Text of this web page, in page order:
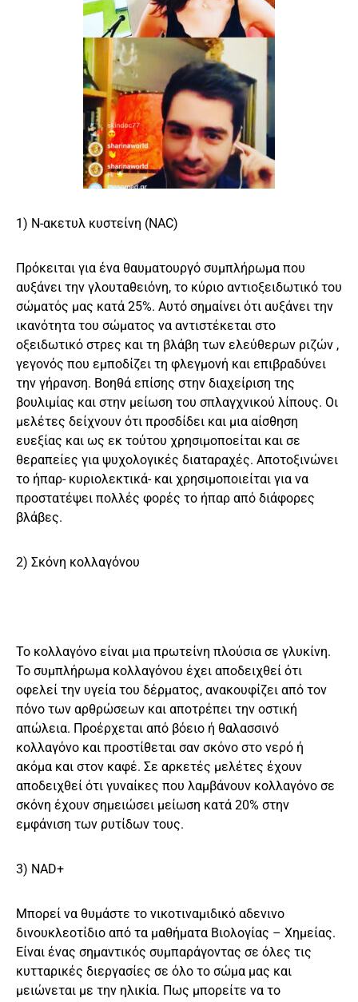
1) Ν-ακετυλ κυστείνη (NAC)
Πρόκειται για ένα θαυματουργό συμπλήρωμα που
αυξάνει την γλουταθειόνη, το κύριο αντιοξειδωτικό του
σώματός μας κατά 25%. Αυτό σημαίνει ότι αυξάνει την
ικανότητα του σώματος να αντιστέκεται στο
οξειδωτικό στρες και τη βλάβη των ελεύθερων ριζών ,
γεγονός που εμποδίζει τη φλεγμονή και επιβραδύνει
την γήρανση. Βοηθά επίσης στην διαχείριση της
βουλιμίας και στην μείωση του σπλαγχνικού λίπους. Οι
μελέτες δείχνουν ότι προσδίδει και μια αίσθηση
ευεξίας και ως εκ τούτου χρησιμοποείται και σε
θεραπείες για ψυχολογικές διαταραχές. Αποτοξινώνει
το ήπαρ- κυριολεκτικά- και χρησιμοποιείται για να
προστατέψει πολλές φορές το ήπαρ από διάφορες
βλάβες.
2) Σκόνη κολλαγόνου
Το κολλαγόνο είναι μια πρωτείνη πλούσια σε γλυκίνη.
Το συμπλήρωμα κολλαγόνου έχει αποδειχθεί ότι
οφελεί την υγεία του δέρματος, ανακουφίζει από τον
πόνο των αρθρώσεων και αποτρέπει την οστική
απώλεια. Προέρχεται από βόειο ή θαλασσινό
κολλαγόνο και προστίθεται σαν σκόνο στο νερό ή
ακόμα και στον καφέ. Σε αρκετές μελέτες έχουν
αποδειχθεί ότι γυναίκες που λαμβάνουν κολλαγόνο σε
σκόνη έχουν σημειώσει μείωση κατά 20% στην
εμφάνιση των ρυτίδων τους.
3) NAD+
Μπορεί να θυμάστε το νικοτιναμιδικό αδενινο
δινουκλεοτίδιο από τα μαθήματα Βιολογίας – Χημείας.
Είναι ένας σημαντικός συμπαράγοντας σε όλες τις
κυτταρικές διεργασίες σε όλο το σώμα μας και
μειώνεται με την ηλικία. Πως μπορείτε να το